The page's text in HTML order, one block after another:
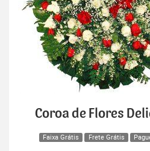
Coroa de Flores
Faixa Grátis Frete Grátis